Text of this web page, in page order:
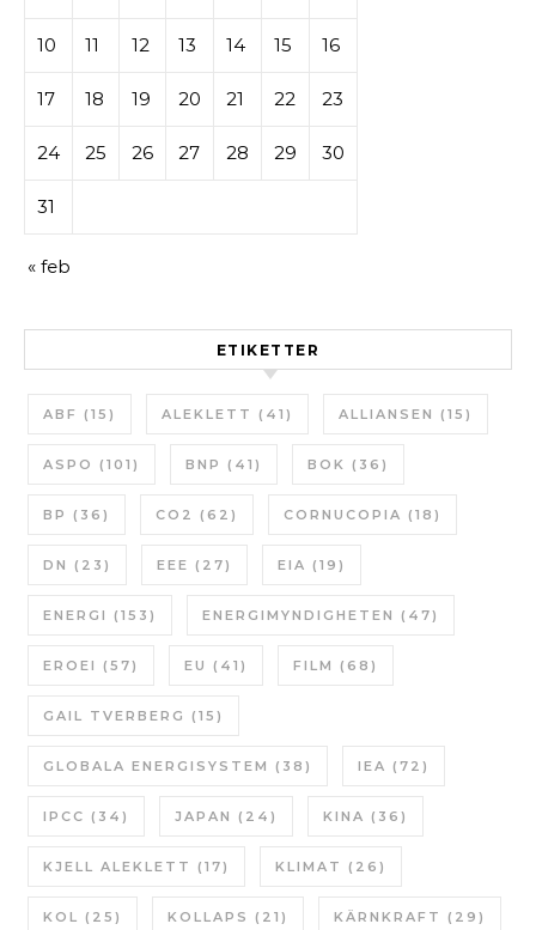
10 11 12 13 14 15 16
17 18 19 20 21 22 23
24 25 26 27 28 29 30
31
« feb
ETIKETTER
ABF (15) ALEKLETT (41) ALLIANSEN (15)
ASPO (101) BNP (41) BOK (36)
BP (36) CO2 (62) CORNUCOPIA (18)
DN (23) EEE (27) EIA (19)
ENERGI (153) ENERGIMYNDIGHETEN (47)
EROEI (57) EU (41) FILM (68)
GAIL TVERBERG (15)
GLOBALA ENERGISYSTEM (38) IEA (72)
IPCC (34) JAPAN (24) KINA (36)
KJELL ALEKLETT (17) KLIMAT (26)
KOL (25) KOLLAPS (21) KÄRNKRAFT (29)